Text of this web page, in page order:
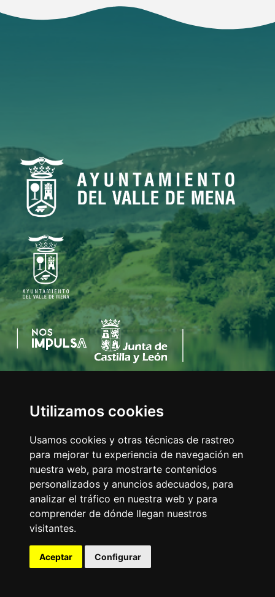
Utilizamos cookies
Usamos cookies y otras técnicas de rastreo
para mejorar tu experiencia de navegación en
nuestra web, para mostrarte contenidos
personalizados y anuncios adecuados, para
analizar el tráfico en nuestra web y para
comprender de dónde llegan nuestros
visitantes.
Aceptar Configurar
C/Eladio Bustamante, 1
Tfno:947 126 211
E-mail:info@valledemena.es
MAPA WEB
POLÍTICA DE COOKIES
ACCESIBILIDAD